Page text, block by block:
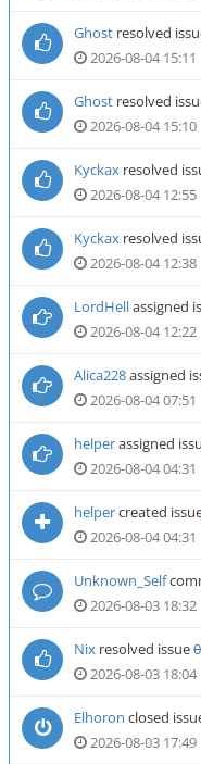
Ghost resolved
2026-08-04 15:11
Ghost resolved
2026-08-04 15:10
Kyckax resolved
2026-08-04 12:55
Kyckax resolved
2026-08-04 12:38
LordHellassigned
2026-08-04 12:22
Alica228assigned
2026-08-04 07:51
helperassigned
2026-08-04 04:31
helpercreated
2026-08-04 04:31
Unknown_Self
2026-08-03 18:32
Nix resolved issue
2026-08-03 18:04
Elhoron closed
2026-08-03 17:49